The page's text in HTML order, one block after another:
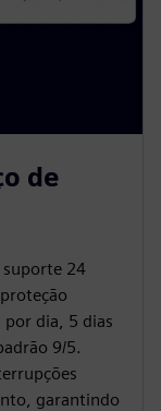
de
suporte 24
dia, 5 dias
9/5.
garantindo